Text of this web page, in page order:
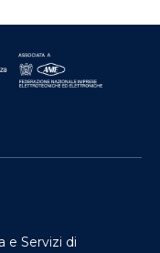
e Servizi di